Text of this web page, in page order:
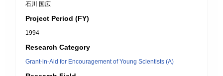
石川 国広
Project Period (FY)
1994
Research Category
Grant-in-Aid for Encouragement of Young Scientists (A)